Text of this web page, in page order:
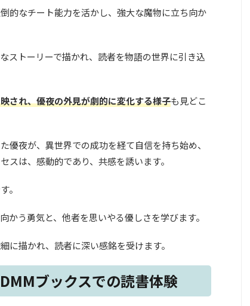
的なチート能力を活かし、強大な魔物に立ち向か
ストーリーで描かれ、読者を物語の世界に引き込
され、優夜の外見が劇的に変化する様子も見どこ
優夜が、異世界での成功を経て自信を持ち始め、
スは、感動的であり、共感を誘います。
。
かう勇気と、他者を思いやる優しさを学びます。
に描かれ、読者に深い感銘を受けます。
ブックスでの読書体験